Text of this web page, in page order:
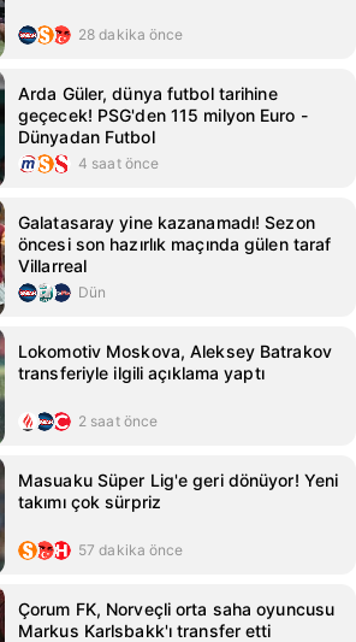
28 dakika önce
Arda Güler, dünya futbol tarihine
geçecek! PSG'den 115 milyon Euro -
Dünyadan Futbol
4 saat önce
Galatasaray yine kazanamadı! Sezon
öncesi son hazırlık maçında gülen taraf
Villarreal
Dün
Lokomotiv Moskova, Aleksey Batrakov
transferiyle ilgili açıklama yaptı
2 saat önce
Masuaku Süper Lig'e geri dönüyor! Yeni
takımı çok sürpriz
57 dakika önce
Çorum FK, Norveçli orta saha oyuncusu
Markus Karlsbakk'ı transfer etti